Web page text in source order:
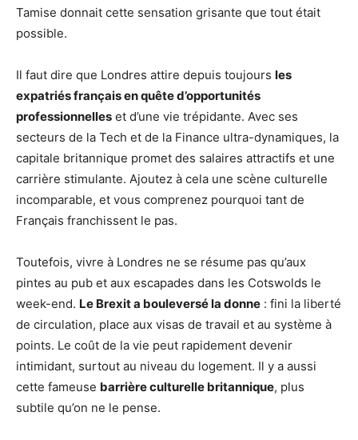
Tamise donnait cette sensation grisante que tout était
possible.
Il faut dire que Londres attire depuis toujours les
expatriés français en quête d’opportunités
professionnelles et d’une vie trépidante. Avec ses
secteurs de la Tech et de la Finance ultra-dynamiques, la
capitale britannique promet des salaires attractifs et une
carrière stimulante. Ajoutez à cela une scène culturelle
incomparable, et vous comprenez pourquoi tant de
Français franchissent le pas.
Toutefois, vivre à Londres ne se résume pas qu’aux
pintes au pub et aux escapades dans les Cotswolds le
week-end. Le Brexit a bouleversé la donne : fini la liberté
de circulation, place aux visas de travail et au système à
points. Le coût de la vie peut rapidement devenir
intimidant, surtout au niveau du logement. Il y a aussi
cette fameuse barrière culturelle britannique, plus
subtile qu’on ne le pense.